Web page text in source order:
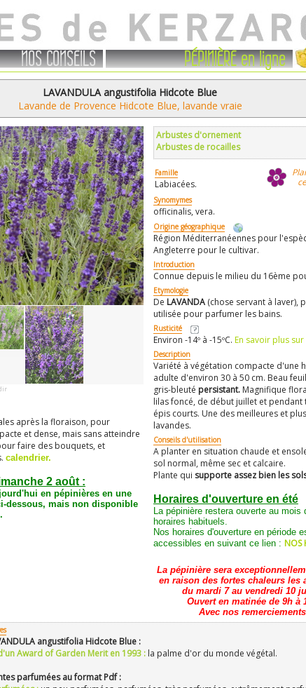
NOS CONSEILS PÉPINIÈRE en ligne
LAVANDULA angustifolia Hidcote Blue
Lavande de Provence Hidcote Blue, lavande vraie
après la floraison, pour
et dense, mais sans atteindre
faire des bouquets, et
calendrier.
2 août :
en pépinières en une
dessous, mais non disponible
Arbustes d'ornement
Arbustes de rocailles
Famille
Labiacées.
Synomymes
officinalis, vera.
Origine géographique
Région Méditerranéennes pour
Angleterre pour le cultivar.
Introduction
Connue depuis le milieu du 16ème
Etymologie
De LAVANDA (chose servant à laver),
utilisée pour parfumer les bains.
Rusticité
Environ -14º à -15ºC. En savoir plus
Description
Variété à végétation compacte d'une
adulte d'environ 30 à 50 cm. Beau
gris-bleuté persistant. Magnifique
lilas foncé, de début juillet et pendant
épis courts. Une des meilleures et
lavandes.
Conseils d'utilisation
A planter en situation chaude et
sol normal, même sec et calcaire.
Plante qui supporte assez bien les
Horaires d'ouverture en été
La pépinière restera ouverte au mois
horaires habituels.
Nos horaires d'ouverture en période
accessibles en suivant ce lien : NOS
La pépinière sera
en raison des fortes chaleurs les
du mardi 7 au vendredi 10
Ouvert en matinée de 9h à
Avec nos
angustifolia Hidcote Blue :
Award of Garden Merit en 1993 : la palme d'or du monde végétal.
parfumées au format Pdf :